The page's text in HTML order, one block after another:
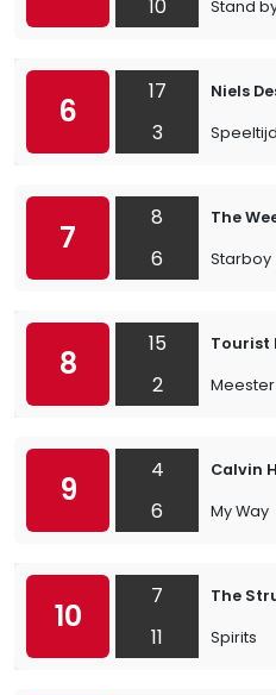
10 Stand
6
17
3
Niels
Speeltijd
7
8
6
The
Starboy
8
15
2
Tourist
9
4
6
Calvin
My Way
10
7
11
The
Spirits